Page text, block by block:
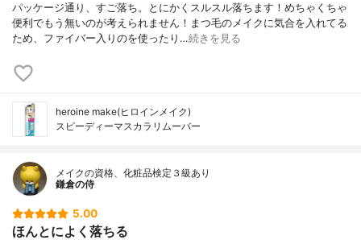
パッケージ通り、すご落ち。とにかくスルスル落ちます！めちゃくちゃ
便利でもう無いのが考えられません！まつ毛のメイクに気合を入れてる
ため、ファイバー入りのを使ったり…続きを見る
heroine make(ヒロインメイク)
スピーディーマスカラリムーバー
メイクの資格、化粧品検定３級あり
鎌倉の侍
5.00
ほんとによく落ちる